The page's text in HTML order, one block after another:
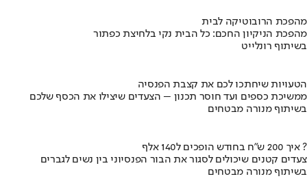
מהפכת הרובוטיקה לבית
מהפכת הניקיון החכם: כל הבית נקי בלחיצת כפתור
בשיתוף רונלייט
הטעויות שיחתכו לכם את קצבת הפנסיה
ממשיכת כספים ועד חוסר תכנון – הצעדים שיצילו את הכסף שלכם
בשיתוף מנורה מבטחים
איך 200 ש"ח בחודש הופכים ל140 אלף ?
צעדים קטנים שיכולים לסגור את הבור הפנסיוני בין נשים לגברים
בשיתוף מנורה מבטחים